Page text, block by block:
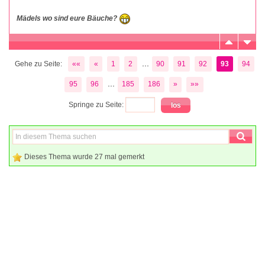
Mädels wo sind eure Bäuche?
Gehe zu Seite: «« « 1 2 90 91 92 93 94
95 96 ... 185 186 » »»
Springe zu Seite:
Dieses Thema wurde 27 mal gemerkt